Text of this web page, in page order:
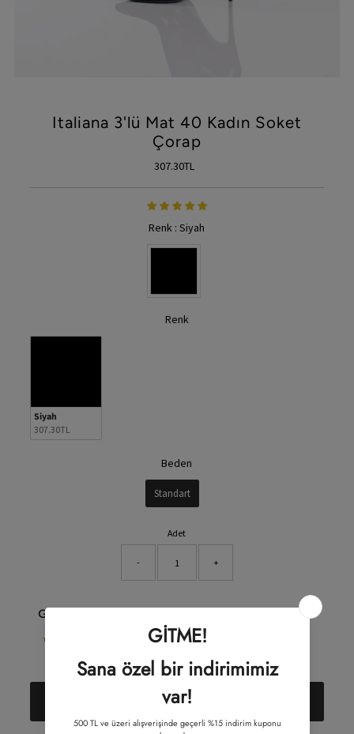
Italiana 3'lü Mat 40 Kadın Soket
Çorap
Fiyat
307.30TL
Renk : Siyah
Renk
Renk
Siyah
307.30TL
Beden
Standart
Adet
- +
Güvenli Alışveriş
Sepete Ekle